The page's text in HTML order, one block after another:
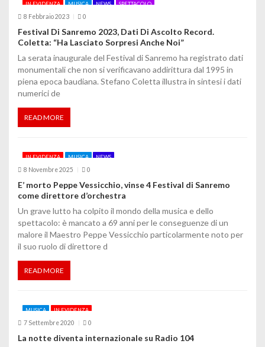
o
n
e
a
r
c
o
l
i
IN EVIDENZA MUSICA NEWS SPETTACOLO
8 Febbraio 2023 0
Festival Di Sanremo 2023, Dati Di Ascolto Record.
Coletta: “Ha Lasciato Sorpresi Anche Noi”
La serata inaugurale del Festival di Sanremo ha registrato dati
monumentali che non si verificavano addirittura dal 1995 in
piena epoca baudiana. Stefano Coletta illustra in sintesi i dati
numerici de
READ MORE
IN EVIDENZA MUSICA NEWS
8 Novembre 2025 0
E’ morto Peppe Vessicchio, vinse 4 Festival di Sanremo
come direttore d’orchestra
Un grave lutto ha colpito il mondo della musica e dello
spettacolo: è mancato a 69 anni per le conseguenze di un
malore il Maestro Peppe Vessicchio particolarmente noto per
il suo ruolo di direttore d
READ MORE
MUSICA IN EVIDENZA
7 Settembre 2020 0
La notte diventa internazionale su Radio 104